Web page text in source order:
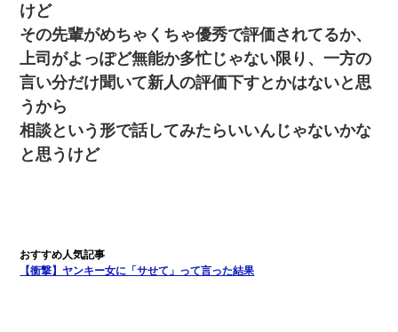
けど
その先輩がめちゃくちゃ優秀で評価されてるか、
上司がよっぽど無能か多忙じゃない限り、一方の
言い分だけ聞いて新人の評価下すとかはないと思
うから
相談という形で話してみたらいいんじゃないかな
と思うけど
【衝撃】ヤンキー女に「サせて」って言った結果